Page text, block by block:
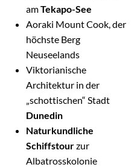
amTekapo-See
Aoraki Mount Cook, der
höchste Berg
Neuseelands
Viktorianische
Architektur in der
„schottischen“ Stadt
Dunedin
Naturkundliche
Schiffstourzur
Albatrosskolonie